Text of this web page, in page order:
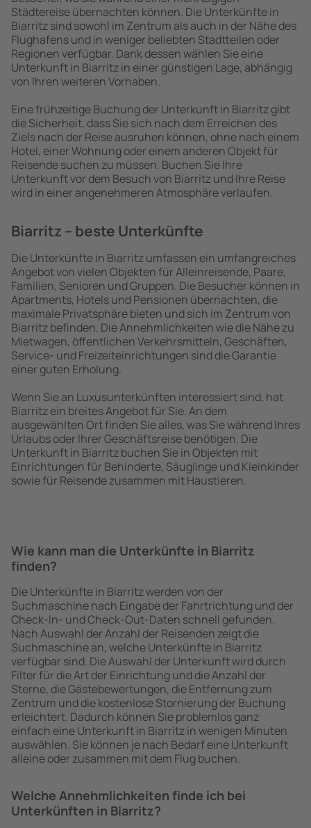
Städtereise übernachten können. Die Unterkünfte in
Biarritz sind sowohl im Zentrum als auch in der Nähe des
Flughafens und in weniger beliebten Stadtteilen oder
Regionen verfügbar. Dank dessen wählen Sie eine
Unterkunft in Biarritz in einer günstigen Lage, abhängig
von Ihren weiteren Vorhaben.
Eine frühzeitige Buchung der Unterkunft in Biarritz gibt
die Sicherheit, dass Sie sich nach dem Erreichen des
Ziels nach der Reise ausruhen können, ohne nach einem
Hotel, einer Wohnung oder einem anderen Objekt für
Reisende suchen zu müssen. Buchen Sie Ihre
Unterkunft vor dem Besuch von Biarritz und Ihre Reise
wird in einer angenehmeren Atmosphäre verlaufen.
Biarritz – beste Unterkünfte
Die Unterkünfte in Biarritz umfassen ein umfangreiches
Angebot von vielen Objekten für Alleinreisende, Paare,
Familien, Senioren und Gruppen. Die Besucher können in
Apartments, Hotels und Pensionen übernachten, die
maximale Privatsphäre bieten und sich im Zentrum von
Biarritz befinden. Die Annehmlichkeiten wie die Nähe zu
Mietwagen, öffentlichen Verkehrsmitteln, Geschäften,
Service- und Freizeiteinrichtungen sind die Garantie
einer guten Erholung.
Wenn Sie an Luxusunterkünften interessiert sind, hat
Biarritz ein breites Angebot für Sie. An dem
ausgewählten Ort finden Sie alles, was Sie während Ihres
Urlaubs oder Ihrer Geschäftsreise benötigen. Die
Unterkunft in Biarritz buchen Sie in Objekten mit
Einrichtungen für Behinderte, Säuglinge und Kleinkinder
sowie für Reisende zusammen mit Haustieren.
Wie kann man die Unterkünfte in Biarritz
finden?
Die Unterkünfte in Biarritz werden von der
Suchmaschine nach Eingabe der Fahrtrichtung und der
Check-In- und Check-Out-Daten schnell gefunden.
Nach Auswahl der Anzahl der Reisenden zeigt die
Suchmaschine an, welche Unterkünfte in Biarritz
verfügbar sind. Die Auswahl der Unterkunft wird durch
Filter für die Art der Einrichtung und die Anzahl der
Sterne, die Gästebewertungen, die Entfernung zum
Zentrum und die kostenlose Stornierung der Buchung
erleichtert. Dadurch können Sie problemlos ganz
einfach eine Unterkunft in Biarritz in wenigen Minuten
auswählen. Sie können je nach Bedarf eine Unterkunft
alleine oder zusammen mit dem Flug buchen.
Welche Annehmlichkeiten finde ich bei
Unterkünften in Biarritz?